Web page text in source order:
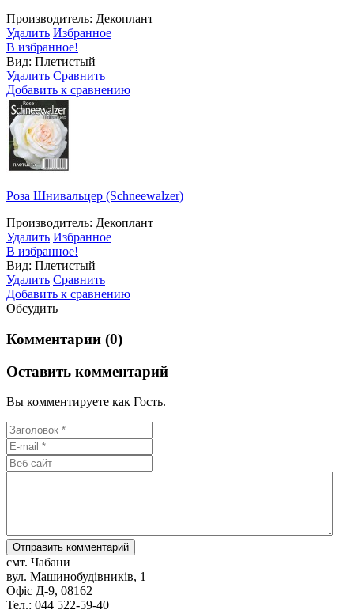
Производитель: Декоплант
Удалить Избранное
В избранное!
Вид: Плетистый
Удалить Сравнить
Добавить к сравнению
Роза Шнивальцер (Schneewalzer)
Производитель: Декоплант
Удалить Избранное
В избранное!
Вид: Плетистый
Удалить Сравнить
Добавить к сравнению
Обсудить
Комментарии (0)
Оставить комментарий
Вы комментируете как Гость.
смт. Чабани
вул. Машинобудівників, 1
Офіс Д-9, 08162
Тел.: 044 522-59-40